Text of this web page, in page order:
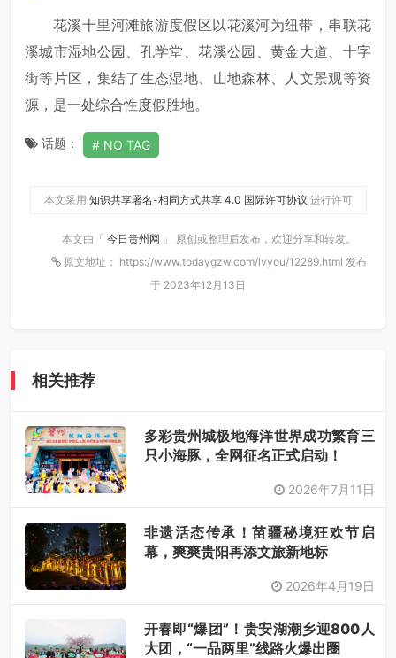
花溪十里河滩旅游度假区以花溪河为纽带，串联花
溪城市湿地公园、孔学堂、花溪公园、黄金大道、十字
街等片区，集结了生态湿地、山地森林、人文景观等资
源，是一处综合性度假胜地。
话题： NO TAG
本文采用 知识共享署名-相同方式共享 4.0 国际许可协议 进行许可
本文由「 今日贵州网 」 原创或整理后发布，欢迎分享和转发。
原文地址： https://www.todaygzw.com/lvyou/12289.html 发布
于 2023年12月13日
相关推荐
多彩贵州城极地海洋世界成功繁育三
只小海豚，全网征名正式启动！
2026年7月11日
非遗活态传承！苗疆秘境狂欢节启
幕，爽爽贵阳再添文旅新地标
2026年4月19日
开春即“爆团”！贵安湖潮乡迎800人
大团，“一品两里”线路火爆出圈